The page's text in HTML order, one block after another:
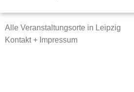
Alle Veranstaltungsorte in Leipzig
Kontakt + Impressum